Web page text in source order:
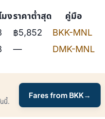
มงราคาต่ำสุด
คู่มือ
฿5,852
BKK-MNL
— DMK-MNL
นี้.
Fares from BKK→